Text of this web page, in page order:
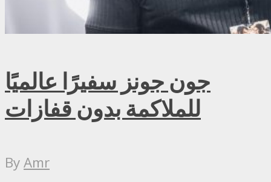
جون جونز سفيرًا عالميًا
للملاكمة بدون قفازات
ByAmr